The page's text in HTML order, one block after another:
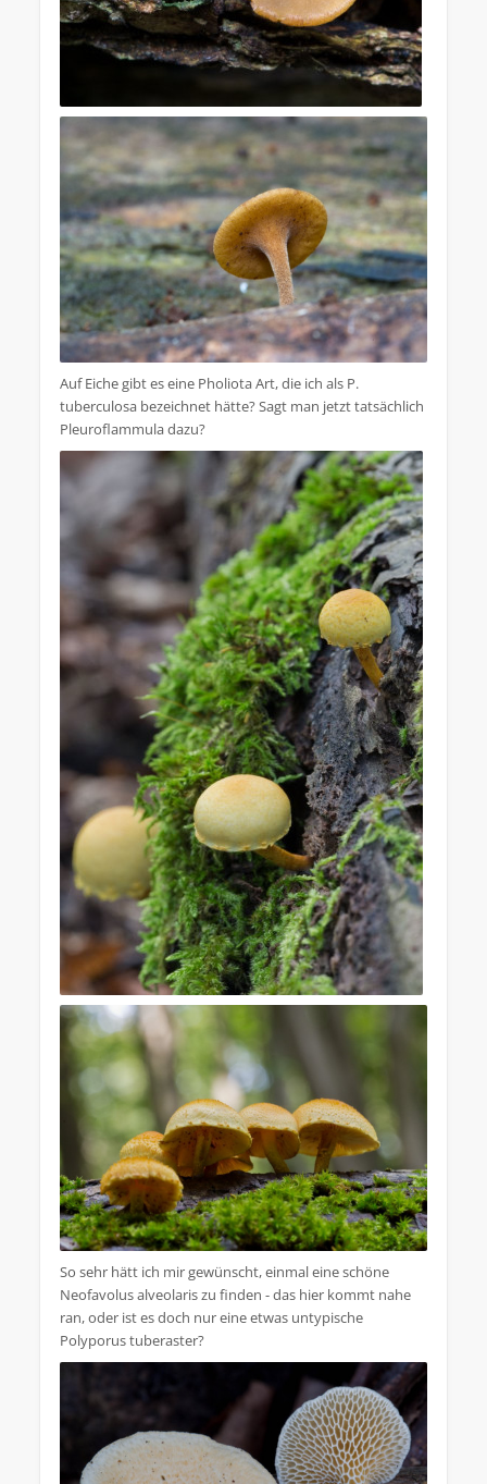
Auf Eiche gibt es eine Pholiota Art, die ich als P.
tuberculosa bezeichnet hätte? Sagt man jetzt tatsächlich
Pleuroflammula dazu?
So sehr hätt ich mir gewünscht, einmal eine schöne
Neofavolus alveolaris zu finden - das hier kommt nahe
ran, oder ist es doch nur eine etwas untypische
Polyporus tuberaster?